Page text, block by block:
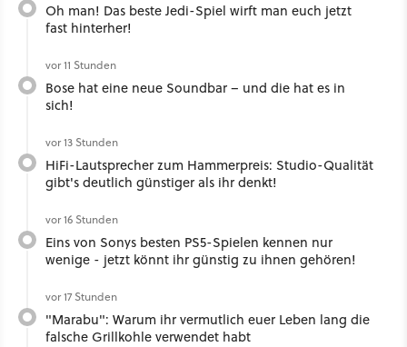
Oh man! Das beste Jedi-Spiel wirft man euch jetzt
fast hinterher!
vor 11 Stunden
Bose hat eine neue Soundbar – und die hat es in
sich!
vor 13 Stunden
HiFi-Lautsprecher zum Hammerpreis: Studio-Qualität
gibt's deutlich günstiger als ihr denkt!
vor 16 Stunden
Eins von Sonys besten PS5-Spielen kennen nur
wenige - jetzt könnt ihr günstig zu ihnen gehören!
vor 17 Stunden
"Marabu": Warum ihr vermutlich euer Leben lang die
falsche Grillkohle verwendet habt